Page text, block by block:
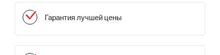
Гарантия лучшей цены